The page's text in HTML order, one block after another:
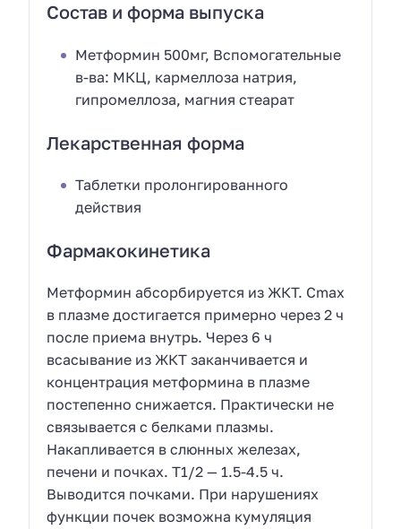
Состав и форма выпуска
Метформин 500мг, Вспомогательные
в-ва: МКЦ, кармеллоза натрия,
гипромеллоза, магния стеарат
Лекарственная форма
Таблетки пролонгированного
действия
Фармакокинетика
Метформин абсорбируется из ЖКТ. Cmax
в плазме достигается примерно через 2 ч
после приема внутрь. Через 6 ч
всасывание из ЖКТ заканчивается и
концентрация метформина в плазме
постепенно снижается. Практически не
связывается с белками плазмы.
Накапливается в слюнных железах,
печени и почках. T1/2 — 1.5-4.5 ч.
Выводится почками. При нарушениях
функции почек возможна кумуляция